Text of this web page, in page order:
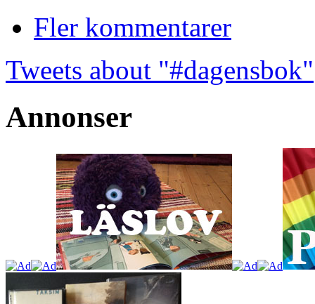
Fler kommentarer
Tweets about "#dagensbok"
Annonser